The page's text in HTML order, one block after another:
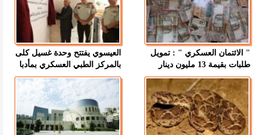
" الائتمان العسكري " : تمويل
طلبات بقيمة 13 مليون دينار
العيسوي يفتتح وحدة غسيل كلى
بالمركز الطبي العسكري بمأدبا